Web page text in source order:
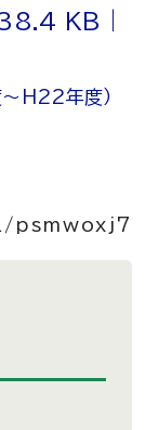
KB |
H22年度）